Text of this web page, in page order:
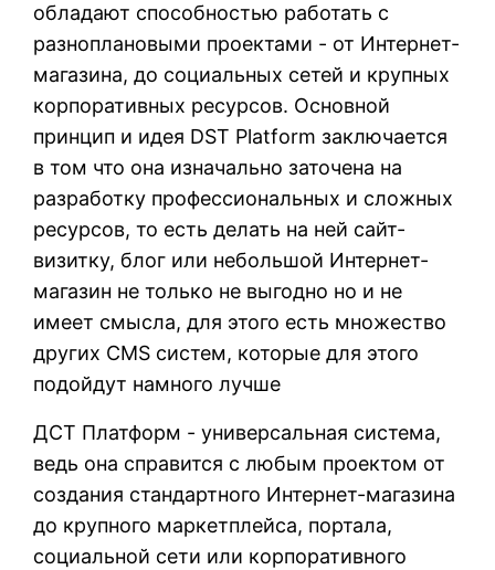
обладают способностью работать с
разноплановыми проектами - от Интернет-
магазина, до социальных сетей и крупных
корпоративных ресурсов. Основной
принцип и идея DST Platform заключается
в том что она изначально заточена на
разработку профессиональных и сложных
ресурсов, то есть делать на ней сайт-
визитку, блог или небольшой Интернет-
магазин не только не выгодно но и не
имеет смысла, для этого есть множество
других CMS систем, которые для этого
подойдут намного лучше
ДСТ Платформ - универсальная система,
ведь она справится с любым проектом от
создания стандартного Интернет-магазина
до крупного маркетплейса, портала,
социальной сети или корпоративного